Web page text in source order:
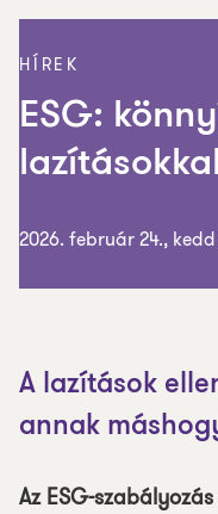
HÍREK
ESG:
2026. február 24., kedd
A lazítások
annak
Az ESG-